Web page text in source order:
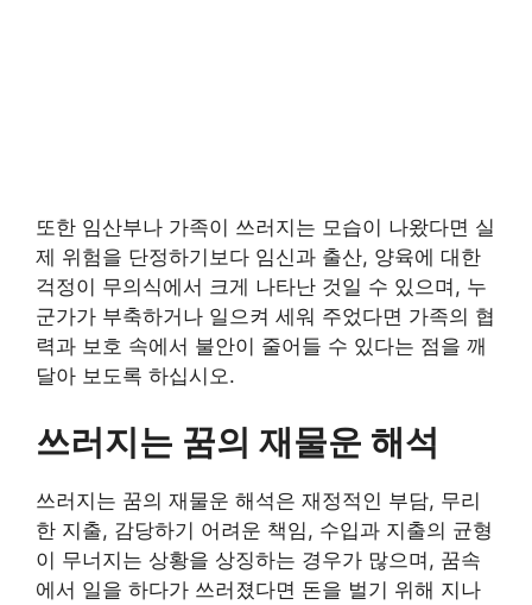
또한 임산부나 가족이 쓰러지는 모습이 나왔다면 실
제 위험을 단정하기보다 임신과 출산, 양육에 대한
걱정이 무의식에서 크게 나타난 것일 수 있으며, 누
군가가 부축하거나 일으켜 세워 주었다면 가족의 협
력과 보호 속에서 불안이 줄어들 수 있다는 점을 깨
달아 보도록 하십시오.
쓰러지는 꿈의 재물운 해석
쓰러지는 꿈의 재물운 해석은 재정적인 부담, 무리
한 지출, 감당하기 어려운 책임, 수입과 지출의 균형
이 무너지는 상황을 상징하는 경우가 많으며, 꿈속
에서 일을 하다가 쓰러졌다면 돈을 벌기 위해 지나